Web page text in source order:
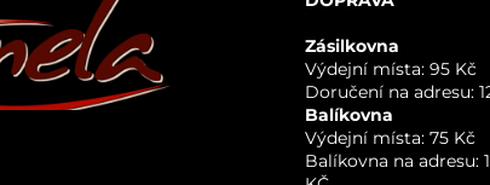
Zásilkovna
Výdejní místa: 95 Kč
Doručení na adresu:
Balíkovna
Výdejní místa: 75 Kč
Balíkovna na adresu: